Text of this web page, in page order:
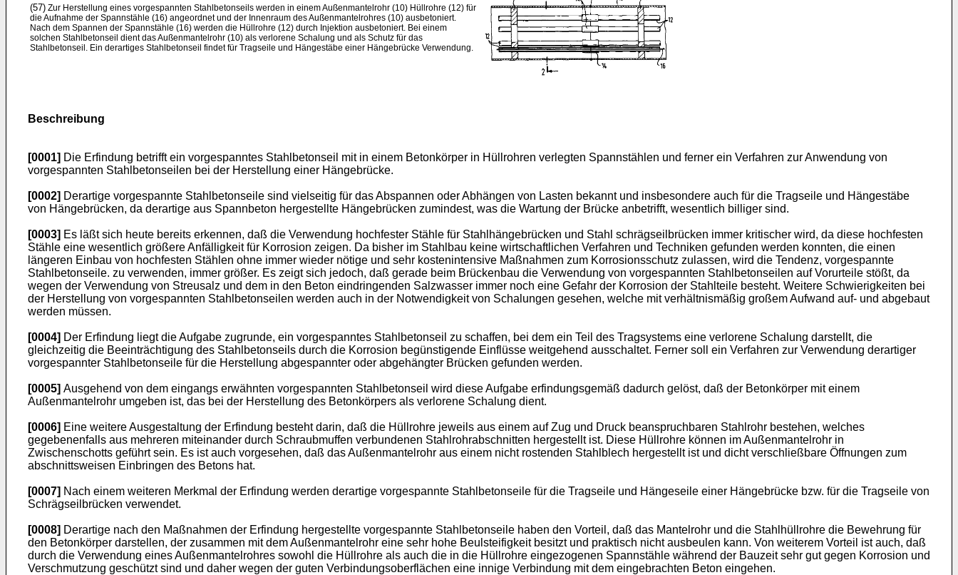
(57) Zur Herstellung eines vorgespannten Stahlbetonseils werden in einem Außenmantelrohr (10) Hüllrohre (12) für
die Aufnahme der Spannstähle (16) angeordnet und der Innenraum des Außenmantelrohres (10) ausbetoniert.
Nach dem Spannen der Spannstähle (16) werden die Hüllrohre (12) durch Injektion ausbetoniert. Bei einem
solchen Stahlbetonseil dient das Außenmantelrohr (10) als verlorene Schalung und als Schutz für das
Stahlbetonseil. Ein derartiges Stahlbetonseil findet für Tragseile und Hängestäbe einer Hängebrücke Verwendung.
Beschreibung
[0001] Die Erfindung betrifft ein vorgespanntes Stahlbetonseil mit in einem Betonkörper in Hüllrohren verlegten Spannstählen und ferner ein Verfahren zur Anwendung von
vorgespannten Stahlbetonseilen bei der Herstellung einer Hängebrücke.
[0002] Derartige vorgespannte Stahlbetonseile sind vielseitig für das Abspannen oder Abhängen von Lasten bekannt und insbesondere auch für die Tragseile und Hängestäbe
von Hängebrücken, da derartige aus Spannbeton hergestellte Hängebrücken zumindest, was die Wartung der Brücke anbetrifft, wesentlich billiger sind.
[0003] Es läßt sich heute bereits erkennen, daß die Verwendung hochfester Stähle für Stahlhängebrücken und Stahl schrägseilbrücken immer kritischer wird, da diese hochfesten
Stähle eine wesentlich größere Anfälligkeit für Korrosion zeigen. Da bisher im Stahlbau keine wirtschaftlichen Verfahren und Techniken gefunden werden konnten, die einen
längeren Einbau von hochfesten Stählen ohne immer wieder nötige und sehr kostenintensive Maßnahmen zum Korrosionsschutz zulassen, wird die Tendenz, vorgespannte
Stahlbetonseile. zu verwenden, immer größer. Es zeigt sich jedoch, daß gerade beim Brückenbau die Verwendung von vorgespannten Stahlbetonseilen auf Vorurteile stößt, da
wegen der Verwendung von Streusalz und dem in den Beton eindringenden Salzwasser immer noch eine Gefahr der Korrosion der Stahlteile besteht. Weitere Schwierigkeiten bei
der Herstellung von vorgespannten Stahlbetonseilen werden auch in der Notwendigkeit von Schalungen gesehen, welche mit verhältnismäßig großem Aufwand auf- und abgebaut
werden müssen.
[0004] Der Erfindung liegt die Aufgabe zugrunde, ein vorgespanntes Stahlbetonseil zu schaffen, bei dem ein Teil des Tragsystems eine verlorene Schalung darstellt, die
gleichzeitig die Beeinträchtigung des Stahlbetonseils durch die Korrosion begünstigende Einflüsse weitgehend ausschaltet. Ferner soll ein Verfahren zur Verwendung derartiger
vorgespannter Stahlbetonseile für die Herstellung abgespannter oder abgehängter Brücken gefunden werden.
[0005] Ausgehend von dem eingangs erwähnten vorgespannten Stahlbetonseil wird diese Aufgabe erfindungsgemäß dadurch gelöst, daß der Betonkörper mit einem
Außenmantelrohr umgeben ist, das bei der Herstellung des Betonkörpers als verlorene Schalung dient.
[0006] Eine weitere Ausgestaltung der Erfindung besteht darin, daß die Hüllrohre jeweils aus einem auf Zug und Druck beanspruchbaren Stahlrohr bestehen, welches
gegebenenfalls aus mehreren miteinander durch Schraubmuffen verbundenen Stahlrohrabschnitten hergestellt ist. Diese Hüllrohre können im Außenmantelrohr in
Zwischenschotts geführt sein. Es ist auch vorgesehen, daß das Außenmantelrohr aus einem nicht rostenden Stahlblech hergestellt ist und dicht verschließbare Öffnungen zum
abschnittsweisen Einbringen des Betons hat.
[0007] Nach einem weiteren Merkmal der Erfindung werden derartige vorgespannte Stahlbetonseile für die Tragseile und Hängeseile einer Hängebrücke bzw. für die Tragseile von
Schrägseilbrücken verwendet.
[0008] Derartige nach den Maßnahmen der Erfindung hergestellte vorgespannte Stahlbetonseile haben den Vorteil, daß das Mantelrohr und die Stahlhüllrohre die Bewehrung für
den Betonkörper darstellen, der zusammen mit dem Außenmantelrohr eine sehr hohe Beulsteifigkeit besitzt und praktisch nicht ausbeulen kann. Von weiterem Vorteil ist auch, daß
durch die Verwendung eines Außenmantelrohres sowohl die Hüllrohre als auch die in die Hüllrohre eingezogenen Spannstähle während der Bauzeit sehr gut gegen Korrosion und
Verschmutzung geschützt sind und daher wegen der guten Verbindungsoberflächen eine innige Verbindung mit dem eingebrachten Beton eingehen.